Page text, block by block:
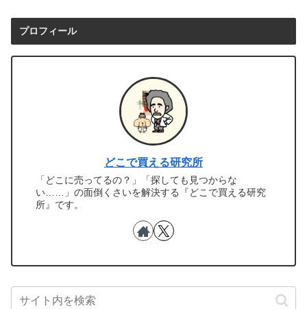
プロフィール
どこで買える研究所
「どこに売ってるの？」「探しても見つからな
い……」の面倒くさいを解決する『どこで買える研究
所』です。